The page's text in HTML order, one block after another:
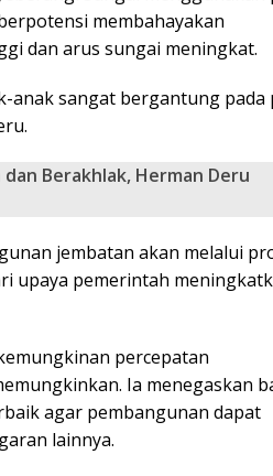
membahayakan
dan arus sungai meningkat.
anak sangat bergantung pada
Berakhlak, Herman Deru
jembatan akan melalui
upaya pemerintah
percepatan
Ia menegaskan
agar pembangunan dapat
lainnya.